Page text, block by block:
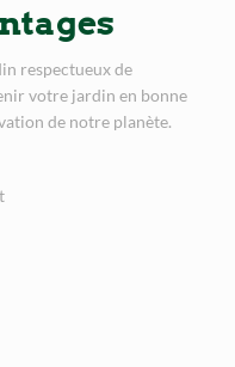
respectueux de
votre jardin en bonne
de notre planète.